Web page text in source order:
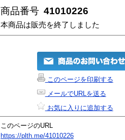
商品番号 41010226
本商品は販売を終了しました
このページを印刷する
メールでURLを送る
お気に入りに追加する
このページのURL
https://plth.me/41010226